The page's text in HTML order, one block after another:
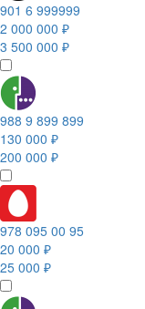
901 6 999999
2 000 000 ₽
3 500 000 ₽
988 9 899 899
130 000 ₽
200 000 ₽
978 095 00 95
20 000 ₽
25 000 ₽